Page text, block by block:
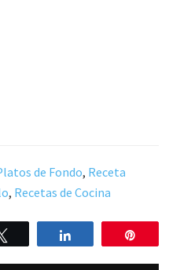
de Fondo, Receta
, Recetas de Cocina
Compartir